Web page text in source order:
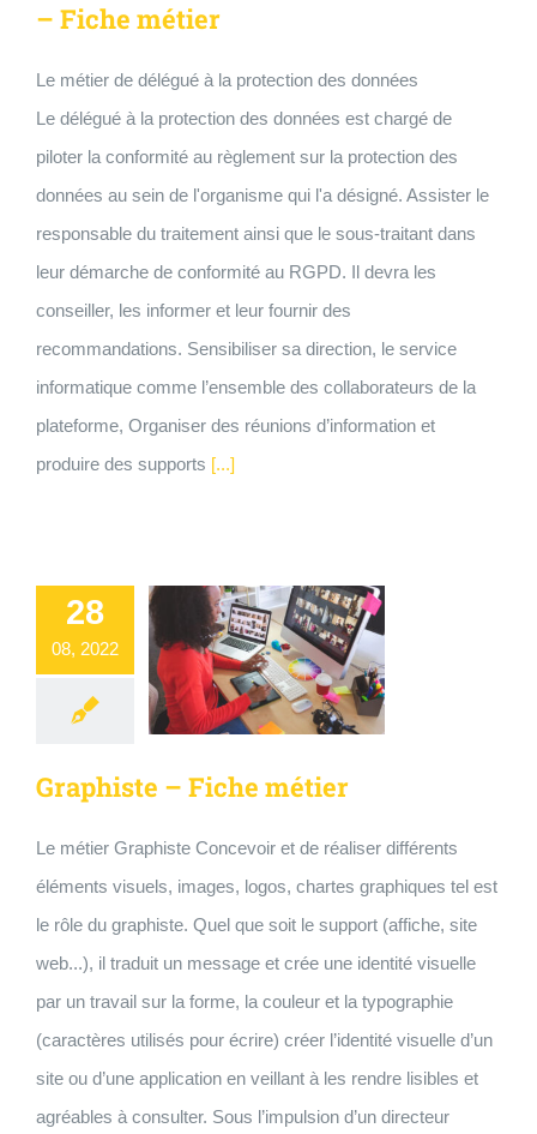
– Fiche métier
Le métier de délégué à la protection des données
Le délégué à la protection des données est chargé de
piloter la conformité au règlement sur la protection des
données au sein de l'organisme qui l'a désigné. Assister le
responsable du traitement ainsi que le sous-traitant dans
leur démarche de conformité au RGPD. Il devra les
conseiller, les informer et leur fournir des
recommandations. Sensibiliser sa direction, le service
informatique comme l’ensemble des collaborateurs de la
plateforme, Organiser des réunions d’information et
produire des supports [...]
28
08, 2022
Graphiste – Fiche métier
Le métier Graphiste Concevoir et de réaliser différents
éléments visuels, images, logos, chartes graphiques tel est
le rôle du graphiste. Quel que soit le support (affiche, site
web...), il traduit un message et crée une identité visuelle
par un travail sur la forme, la couleur et la typographie
(caractères utilisés pour écrire) créer l’identité visuelle d’un
site ou d’une application en veillant à les rendre lisibles et
agréables à consulter. Sous l’impulsion d’un directeur